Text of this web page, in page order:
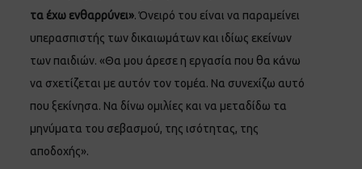
τα έχω ενθαρρύνει». Όνειρό του είναι να παραμείνει
υπερασπιστής των δικαιωμάτων και ιδίως εκείνων
των παιδιών. «Θα μου άρεσε η εργασία που θα κάνω
να σχετίζεται με αυτόν τον τομέα. Να συνεχίζω αυτό
που ξεκίνησα. Να δίνω ομιλίες και να μεταδίδω τα
μηνύματα του σεβασμού, της ισότητας, της
αποδοχής».